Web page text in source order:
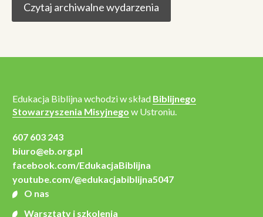
Czytaj archiwalne wydarzenia
Edukacja Biblijna wchodzi w skład Biblijnego
Stowarzyszenia Misyjnego w Ustroniu.
607 603 243
biuro@eb.org.pl
facebook.com/EdukacjaBiblijna
youtube.com/@edukacjabiblijna5047
O nas
Warsztaty i szkolenia